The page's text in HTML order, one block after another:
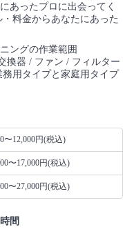
あったプロに出会ってく
料金からあなたにあった
ングの作業範囲
換器 / ファン / フィルター
用タイプと家庭用タイプ
〜12,000円(税込)
〜17,000円(税込)
〜27,000円(税込)
間